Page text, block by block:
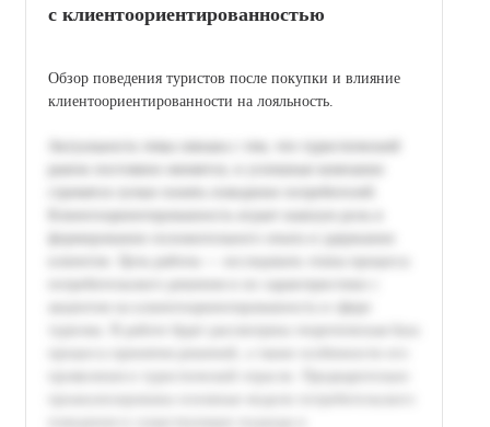
с клиентоориентированностью
Обзор поведения туристов после покупки и влияние
клиентоориентированности на лояльность.